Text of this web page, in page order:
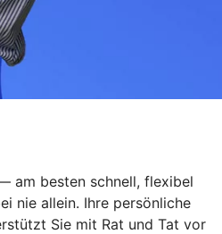
am besten schnell, flexibel
nie allein. Ihre persönliche
Sie mit Rat und Tat vor